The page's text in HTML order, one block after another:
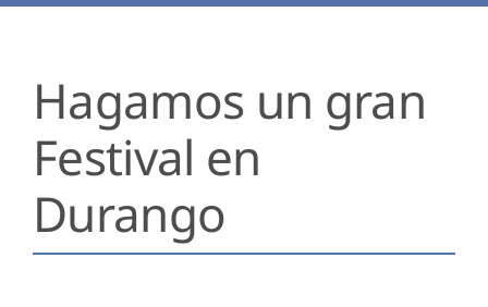
Hagamos un gran
Festival en
Durango